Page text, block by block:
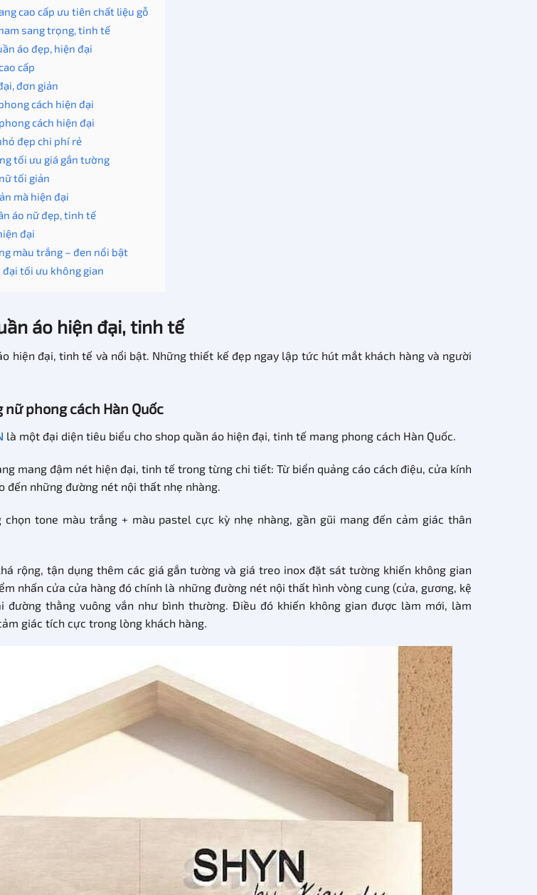
cao cấp ưu tiên chất liệu gỗ
sang trọng, tinh tế
áo đẹp, hiện đại
cấp
đơn giản
cách hiện đại
cách hiện đại
đẹp chi phí rẻ
tối ưu giá gắn tường
tối giản
mà hiện đại
áo nữ đẹp, tinh tế
đại
màu trắng – đen nổi bật
tối ưu không gian
áo hiện đại, tinh tế
hiện đại, tinh tế và nổi bật. Những thiết kế đẹp ngay lập tức hút mắt khách hàng và người
phong cách Hàn Quốc
là một đại diện tiêu biểu cho shop quần áo hiện đại, tinh tế mang phong cách Hàn Quốc.
mang đậm nét hiện đại, tinh tế trong từng chi tiết: Từ biển quảng cáo cách điệu, cửa kính
đến những đường nét nội thất nhẹ nhàng.
tone màu trắng + màu pastel cực kỳ nhẹ nhàng, gần gũi mang đến cảm giác thân
rộng, tận dụng thêm các giá gắn tường và giá treo inox đặt sát tường khiến không gian
nhấn cửa cửa hàng đó chính là những đường nét nội thất hình vòng cung (cửa, gương, kệ
đường thằng vuông vắn như bình thường. Điều đó khiến không gian được làm mới, làm
giác tích cực trong lòng khách hàng.